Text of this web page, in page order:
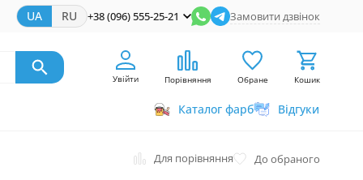
UA RU +38 (096) 555-25-21 Замовити дзвінок
Увійти Порівняння Обране Кошик
Каталог фарб Відгуки
Для порівняння До обраного